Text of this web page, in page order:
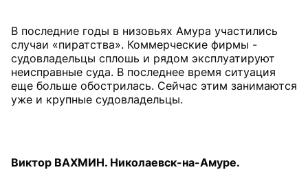
В последние годы в низовьях Амура участились
случаи «пиратства». Коммерческие фирмы -
судовладельцы сплошь и рядом эксплуатируют
неисправные суда. В последнее время ситуация
еще больше обострилась. Сейчас этим занимаются
уже и крупные судовладельцы.
Виктор ВАХМИН. Николаевск-на-Амуре.